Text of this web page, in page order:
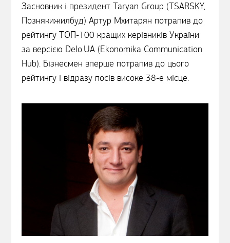
Засновник і президент Taryan Group (TSARSKY,
Познякижилбуд) Артур Мхитарян потрапив до
рейтингу ТОП-100 кращих керівників України
за версією Delo.UA (Ekonomika Communication
Hub). Бізнесмен вперше потрапив до цього
рейтингу і відразу посів високе 38-е місце.